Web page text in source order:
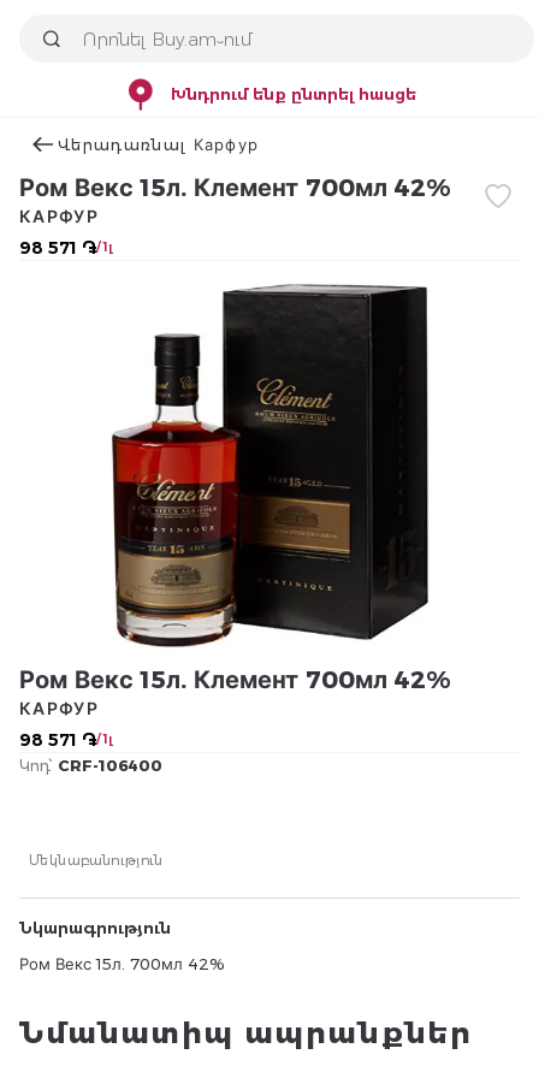
Խնդրում ենք ընտրել հասցե
Վերադառնալ Карфур
Ром Векс 15л. Клемент 700мл 42%
98 571 ֏/ 1լ
КАРФУР
Ром Векс 15л. Клемент 700мл 42%
98 571 ֏/ 1լ
КАРФУР
Կոդ՝ CRF-106400
Մեկնաբանություն
Նկարագրություն
Ром Векс 15л. 700мл 42%
Նմանատիպ ապրանքներ